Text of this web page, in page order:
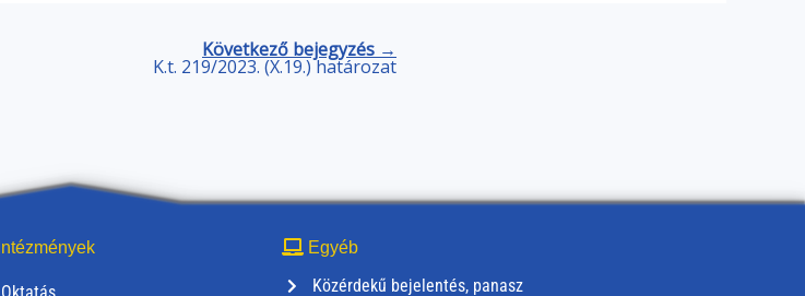
Következő bejegyzés →
K.t. 219/2023. (X.19.) határozat
Intézmények Egyéb
Közérdekű bejelentés, panasz